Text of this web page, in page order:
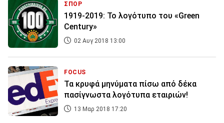
ΣΠΟΡ
1919-2019: Το λογότυπο του «Green
Century»
02 Αυγ 2018 13:00
FOCUS
Τα κρυφά μηνύματα πίσω από δέκα
πασίγνωστα λογότυπα εταιριών!
13 Μαρ 2018 17:20